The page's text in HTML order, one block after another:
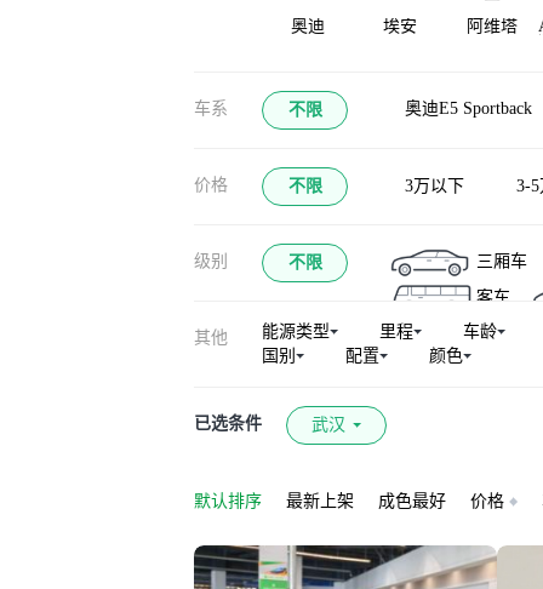
奥迪 埃安 阿维塔
AC Schnitzer 安凯客车 爱驰
车系 不限 奥迪E5 Sportback
价格 不限 3万以下 3-5
级别 不限 三厢车
客车
其他 能源类型 里程 车龄
国别
配置 颜色
已选条件 武汉
默认排序 最新上架 成色最好 价格